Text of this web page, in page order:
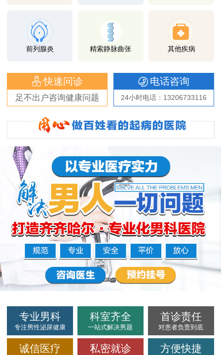
前列腺炎 精索静脉曲张 其他疾病
快速问诊
足不出户咨询健康问题
电话咨询
24小时电话：13206733116
专业男科
专注男性泌尿健康
科室齐全
一站式解决男题
首诊责任
对患者负责到底
诚信医疗 私密就诊 方便快捷